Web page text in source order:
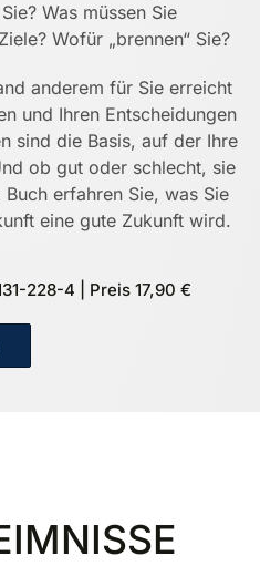
Was müssen Sie
Wofür „brennen“ Sie?
anderem für Sie erreicht
und Ihren Entscheidungen
sind die Basis, auf der Ihre
ob gut oder schlecht, sie
erfahren Sie, was Sie
eine gute Zukunft wird.
228-4 | Preis 17,90 €